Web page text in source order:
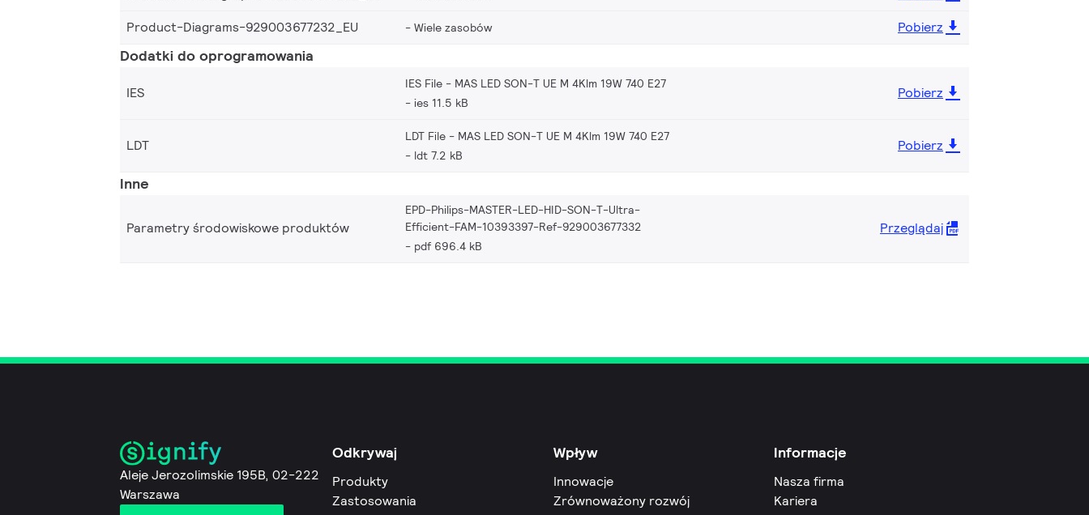
Product-Diagrams-929003677232_EU
Wiele zasobów Pobierz
Dodatki do oprogramowania
IES
IES File - MAS LED SON-T UE M 4Klm 19W 740 E27
ies 11.5 kB
Pobierz
LDT
LDT File - MAS LED SON-T UE M 4Klm 19W 740 E27
ldt 7.2 kB
Pobierz
Inne
Parametry środowiskowe produktów
EPD-Philips-MASTER-LED-HID-SON-T-Ultra-
Efficient-FAM-10393397-Ref-929003677332
pdf 696.4 kB
Przeglądaj
Aleje Jerozolimskie 195B, 02-222
Warszawa
Odkrywaj
Produkty
Zastosowania
Wpływ
Innowacje
Zrównoważony rozwój
Informacje
Nasza firma
Kariera